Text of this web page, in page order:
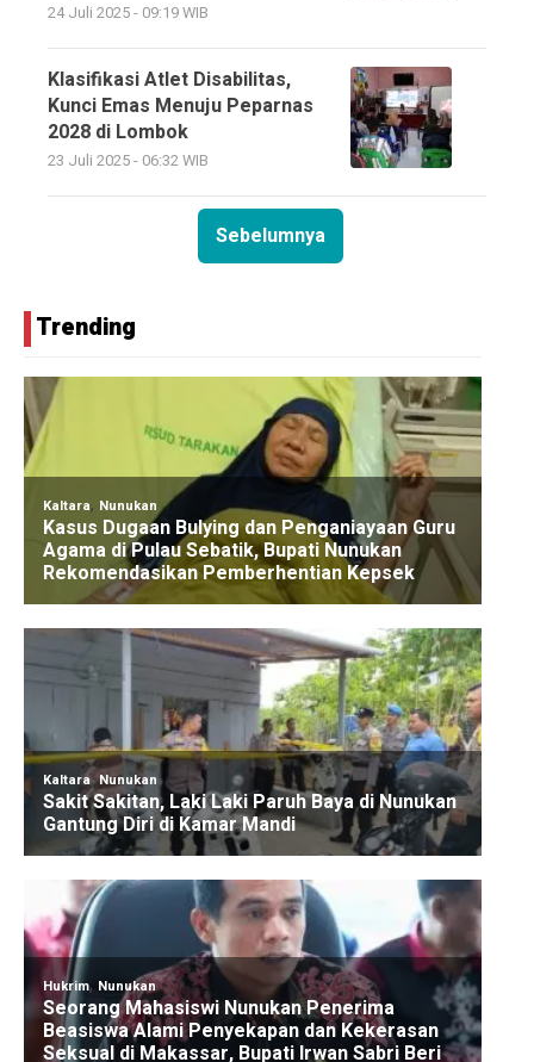
24 Juli 2025 - 09:19 WIB
Klasifikasi Atlet Disabilitas,
Kunci Emas Menuju Peparnas
2028 di Lombok
23 Juli 2025 - 06:32 WIB
Sebelumnya
Trending